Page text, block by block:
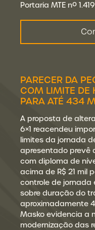
Portaria MTE nº
PARECER DA
COM LIMITE DE
PARA ATÉ 434
A proposta de
6×1 reacendeu
limites da jornada
apresentado prevê
com diploma de
acima de R$ 21 mil
controle de jornada
sobre duração do
aproximadamente
Masko evidencia a
modernização das